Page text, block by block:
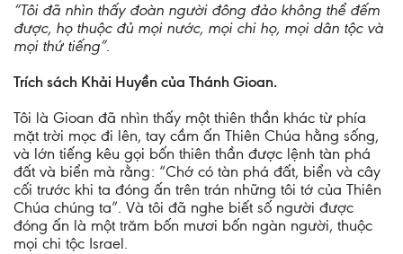
“Tôi đã nhìn thấy đoàn người đông đảo không thể đếm
được, họ thuộc đủ mọi nước, mọi chi họ, mọi dân tộc và
mọi thứ tiếng”.
Trích sách Khải Huyền của Thánh Gioan.
Tôi là Gioan đã nhìn thấy một thiên thần khác từ phía
mặt trời mọc đi lên, tay cầm ấn Thiên Chúa hằng sống,
và lớn tiếng kêu gọi bốn thiên thần được lệnh tàn phá
đất và biển mà rằng: “Chớ có tàn phá đất, biển và cây
cối trước khi ta đóng ấn trên trán những tôi tớ của Thiên
Chúa chúng ta”. Và tôi đã nghe biết số người được
đóng ấn là một trăm bốn mươi bốn ngàn người, thuộc
mọi chi tộc Israel.